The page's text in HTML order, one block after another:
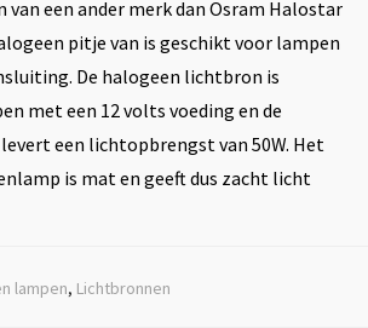
een ander merk dan Osram Halostar
pitje van is geschikt voor lampen
De halogeen lichtbron is
met een 12 volts voeding en de
een lichtopbrengst van 50W. Het
is mat en geeft dus zacht licht
lampen, Lichtbronnen